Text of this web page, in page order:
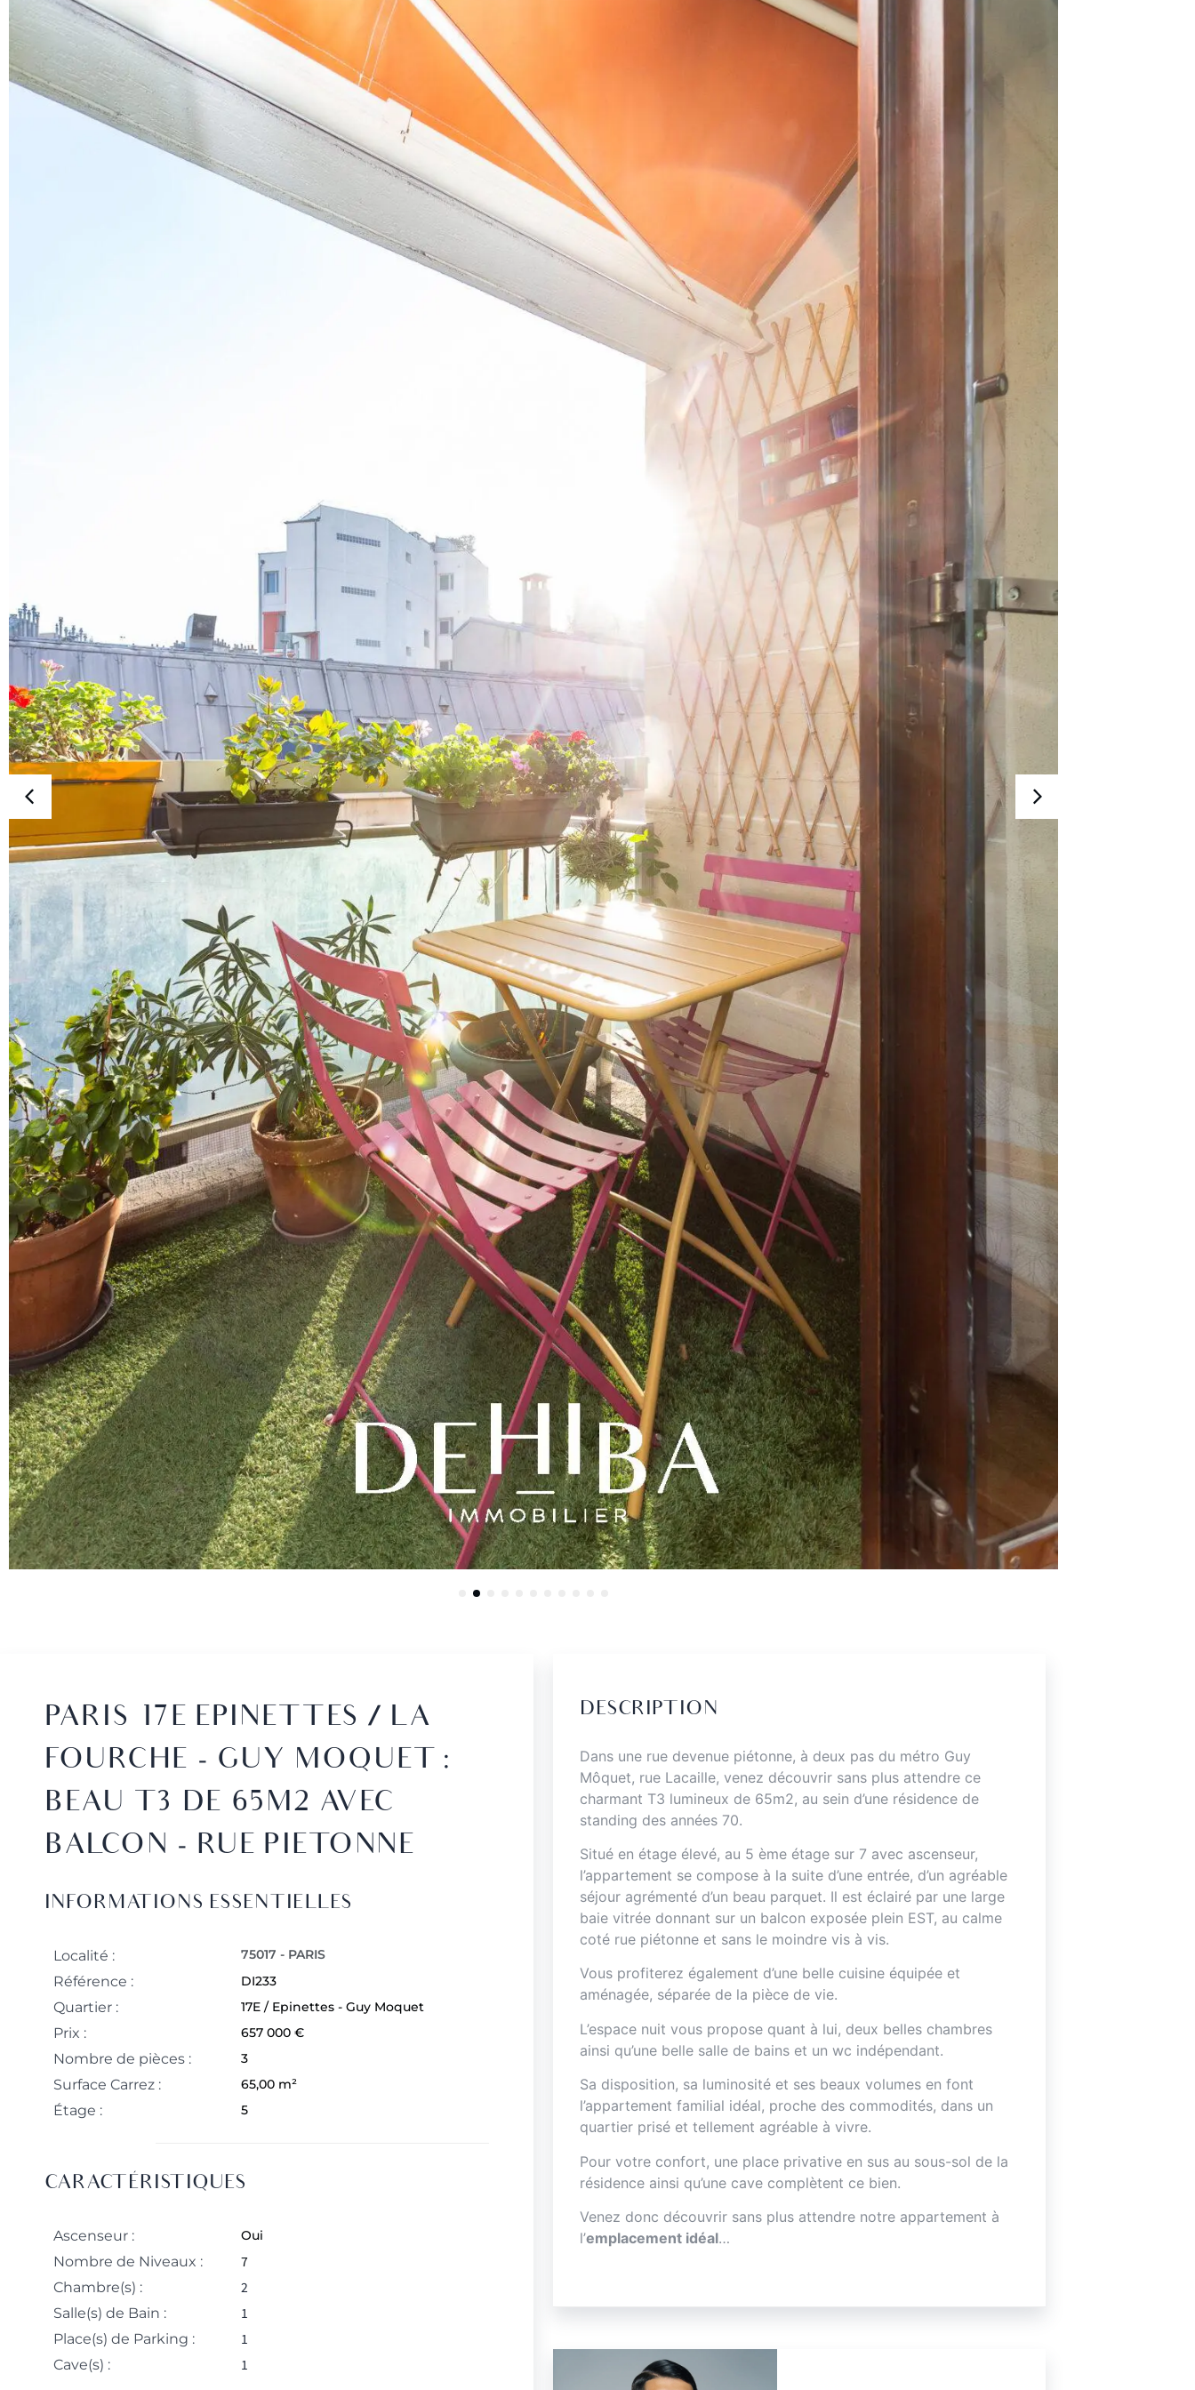
PARIS 17E EPINETTES / LA
FOURCHE - GUY MOQUET :
BEAU T3 DE 65M2 AVEC
BALCON - RUE PIETONNE
INFORMATIONS ESSENTIELLES
Localité : 75017 - PARIS
Référence : DI233
Quartier : 17E / Epinettes - Guy Moquet
Prix : 657 000 €
Nombre de pièces : 3
Surface Carrez : 65,00 m²
Étage : 5
CARACTÉRISTIQUES
Ascenseur : Oui
Nombre de Niveaux : 7
Chambre(s) : 2
Salle(s) de Bain : 1
Place(s) de Parking : 1
Cave(s) : 1
DESCRIPTION
Dans une rue devenue piétonne, à deux pas du métro Guy
Môquet, rue Lacaille, venez découvrir sans plus attendre ce
charmant T3 lumineux de 65m2, au sein d’une résidence de
standing des années 70.
Situé en étage élevé, au 5 ème étage sur 7 avec ascenseur,
l’appartement se compose à la suite d’une entrée, d’un agréable
séjour agrémenté d’un beau parquet. Il est éclairé par une large
baie vitrée donnant sur un balcon exposée plein EST, au calme
coté rue piétonne et sans le moindre vis à vis.
Vous profiterez également d’une belle cuisine équipée et
aménagée, séparée de la pièce de vie.
L’espace nuit vous propose quant à lui, deux belles chambres
ainsi qu’une belle salle de bains et un wc indépendant.
Sa disposition, sa luminosité et ses beaux volumes en font
l’appartement familial idéal, proche des commodités, dans un
quartier prisé et tellement agréable à vivre.
Pour votre confort, une place privative en sus au sous-sol de la
résidence ainsi qu’une cave complètent ce bien.
Venez donc découvrir sans plus attendre notre appartement à
l’emplacement idéal…
LILLE@DEHIBA-IMMOBILIER.FR
36 FAÇADE DE L'ESPLANADE
59800 LILLE
2021 © Tous droits réservés - Site réalisé par l'Agence M COM | Made in Marseille
Mentions légales & conditions générales d'utilisation